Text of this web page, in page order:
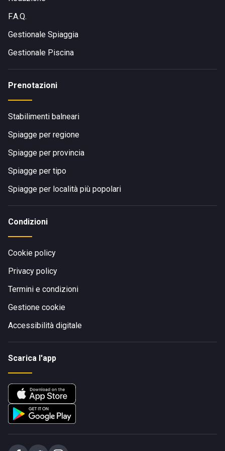
F.A.Q.
Gestionale Spiaggia
Gestionale Piscina
Prenotazioni
Stabilimenti balneari
Spiagge per regione
Spiagge per provincia
Spiagge per tipo
Spiagge per località più popolari
Condizioni
Cookie policy
Privacy policy
Termini e condizioni
Gestione cookie
Accessibilità digitale
Scarica l'app